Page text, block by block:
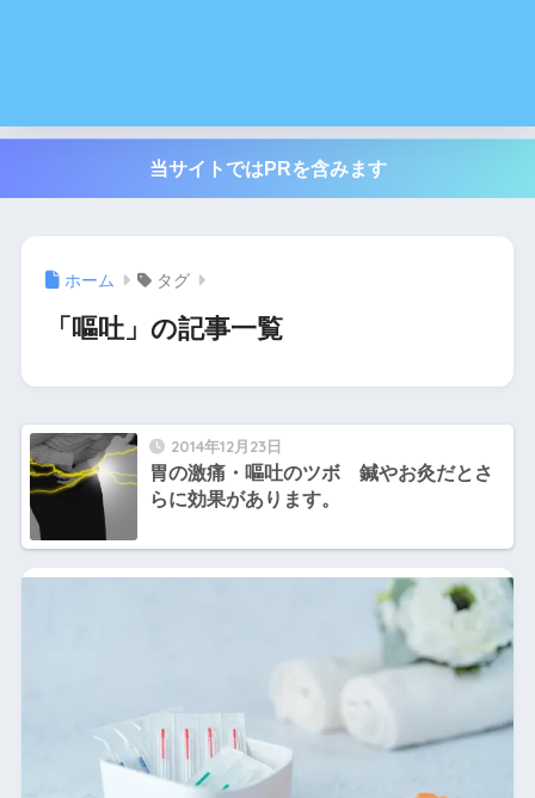
当サイトではPRを含みます
ホーム タグ
「嘔吐」の記事一覧
2014年12月23日
胃の激痛・嘔吐のツボ 鍼やお灸だとさ
らに効果があります。